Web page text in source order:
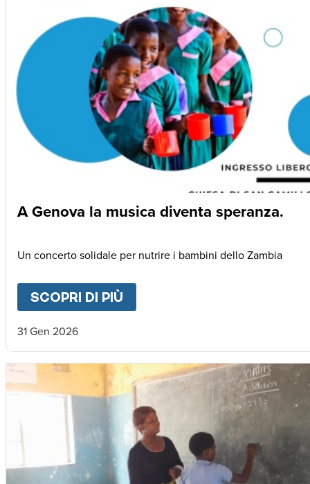
A Genova la musica diventa speranza.
Un concerto solidale per nutrire i bambini dello Zambia
SCOPRI DI PIÙ
31 Gen 2026